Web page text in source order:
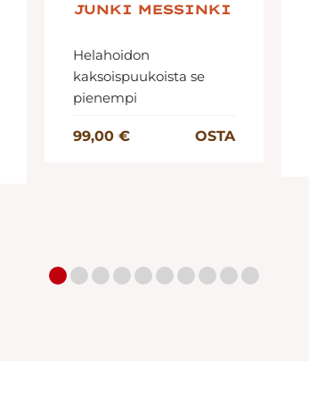
JUNKI MESSINKI
Helahoidon
kaksoispuukoista se
pienempi
99,00 € OSTA